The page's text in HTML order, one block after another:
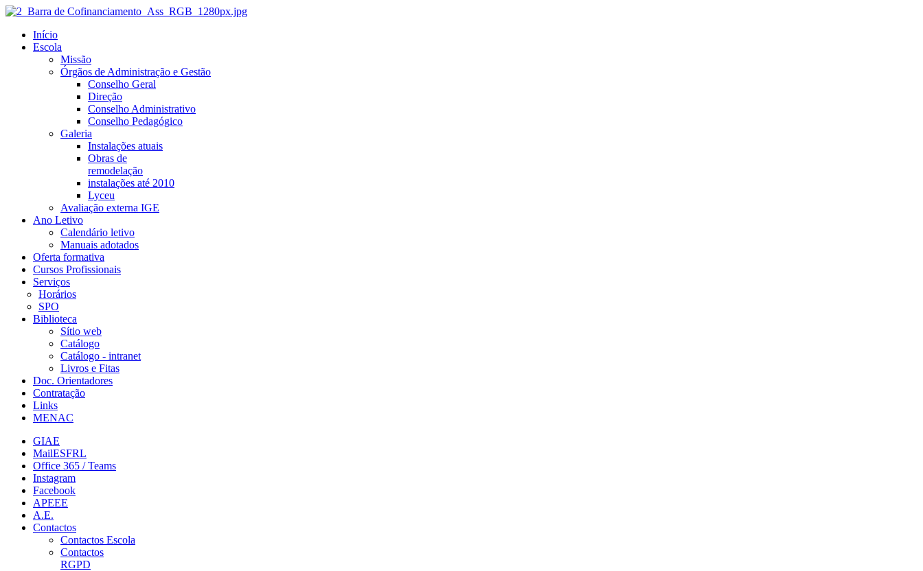
Início
Escola
Missão
Órgãos de Administração e Gestão
Conselho Geral
Direção
Conselho Administrativo
Conselho Pedagógico
Galeria
Instalações atuais
Obras de
remodelação
instalações até 2010
Lyceu
Avaliação externa IGE
Ano Letivo
Calendário letivo
Manuais adotados
Oferta formativa
Cursos Profissionais
Serviços
Horários
SPO
Biblioteca
Sítio web
Catálogo
Catálogo - intranet
Livros e Fitas
Doc. Orientadores
Contratação
Links
MENAC
GIAE
MailESFRL
Office 365 / Teams
Instagram
Facebook
APEEE
A.E.
Contactos
Contactos Escola
Contactos
RGPD